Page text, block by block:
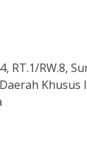
RT.1/RW.8,
Khusus